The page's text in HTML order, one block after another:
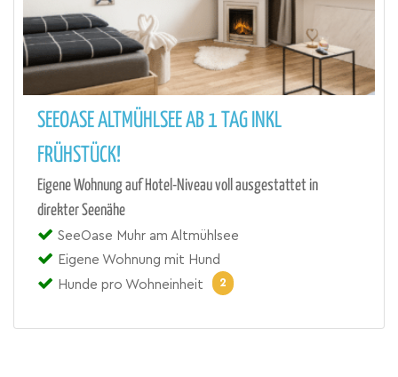
SEEOASE ALTMÜHLSEE AB 1 TAG INKL
FRÜHSTÜCK!
Eigene Wohnung auf Hotel-Niveau voll ausgestattet in
direkter Seenähe
SeeOase Muhr am Altmühlsee
Eigene Wohnung mit Hund
Hunde pro Wohneinheit
2